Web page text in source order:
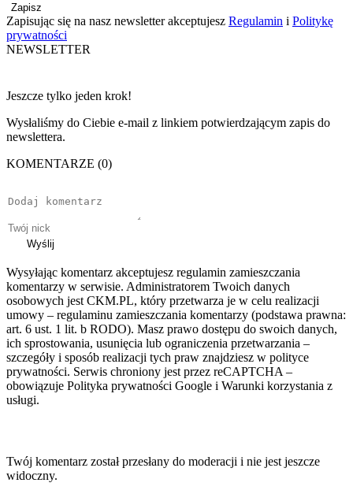
Zapisz
Zapisując się na nasz newsletter akceptujesz Regulamin i Politykę
prywatności
NEWSLETTER
Jeszcze tylko jeden krok!
Wysłaliśmy do Ciebie e-mail z linkiem potwierdzającym zapis do
newslettera.
KOMENTARZE (0)
Wyślij
Wysyłając komentarz akceptujesz regulamin zamieszczania
komentarzy w serwisie. Administratorem Twoich danych
osobowych jest CKM.PL, który przetwarza je w celu realizacji
umowy – regulaminu zamieszczania komentarzy (podstawa prawna:
art. 6 ust. 1 lit. b RODO). Masz prawo dostępu do swoich danych,
ich sprostowania, usunięcia lub ograniczenia przetwarzania –
szczegóły i sposób realizacji tych praw znajdziesz w polityce
prywatności. Serwis chroniony jest przez reCAPTCHA –
obowiązuje Polityka prywatności Google i Warunki korzystania z
usługi.
Twój komentarz został przesłany do moderacji i nie jest jeszcze
widoczny.